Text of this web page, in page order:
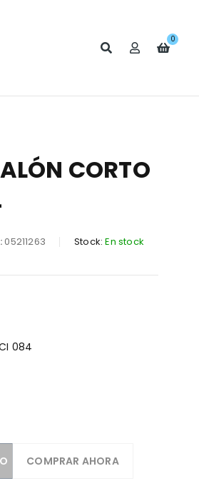
0
CORTO
05211263 Stock: En stock
084
COMPRAR AHORA